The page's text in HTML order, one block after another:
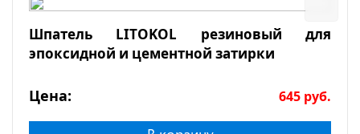
Шпатель LITOKOL резиновый для
эпоксидной и цементной затирки
Цена: 645 руб.